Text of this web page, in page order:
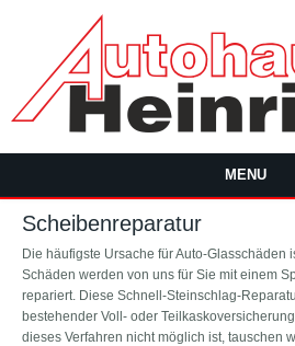
MENU
Scheibenreparatur
Die häufigste Ursache für Auto-Glasschäden
Schäden werden von uns für Sie mit einem
repariert. Diese Schnell-Steinschlag-
bestehender Voll- oder
dieses Verfahren nicht möglich ist, tauschen